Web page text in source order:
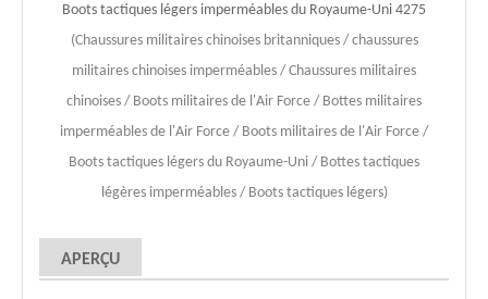
Boots tactiques légers imperméables du Royaume-Uni 4275
(Chaussures militaires chinoises britanniques / chaussures
militaires chinoises imperméables / Chaussures militaires
chinoises / Boots militaires de l'Air Force / Bottes militaires
imperméables de l'Air Force / Boots militaires de l'Air Force /
Boots tactiques légers du Royaume-Uni / Bottes tactiques
légères imperméables / Boots tactiques légers)
APERÇU